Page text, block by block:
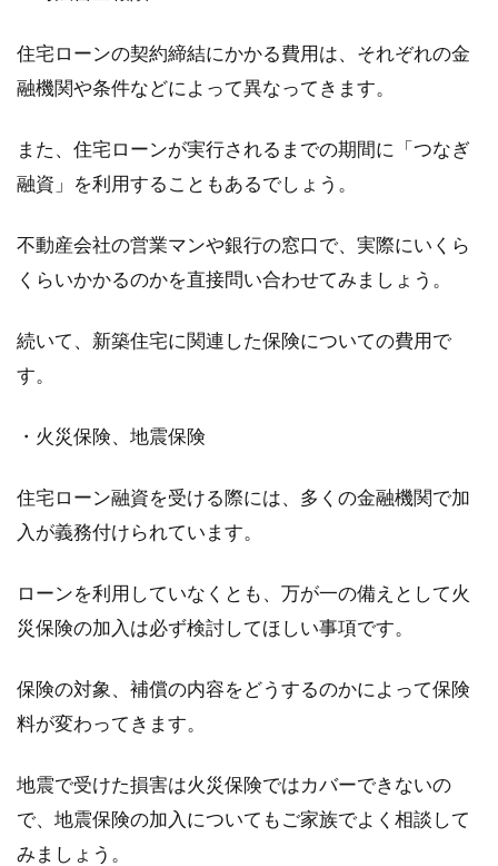
住宅ローンの契約締結にかかる費用は、それぞれの金
融機関や条件などによって異なってきます。
また、住宅ローンが実行されるまでの期間に「つなぎ
融資」を利用することもあるでしょう。
不動産会社の営業マンや銀行の窓口で、実際にいくら
くらいかかるのかを直接問い合わせてみましょう。
続いて、新築住宅に関連した保険についての費用で
す。
・火災保険、地震保険
住宅ローン融資を受ける際には、多くの金融機関で加
入が義務付けられています。
ローンを利用していなくとも、万が一の備えとして火
災保険の加入は必ず検討してほしい事項です。
保険の対象、補償の内容をどうするのかによって保険
料が変わってきます。
地震で受けた損害は火災保険ではカバーできないの
で、地震保険の加入についてもご家族でよく相談して
みましょう。